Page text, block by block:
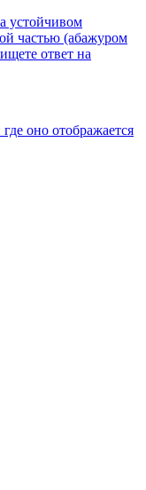
устойчивом
частью (абажуром
ответ на
оно отображается